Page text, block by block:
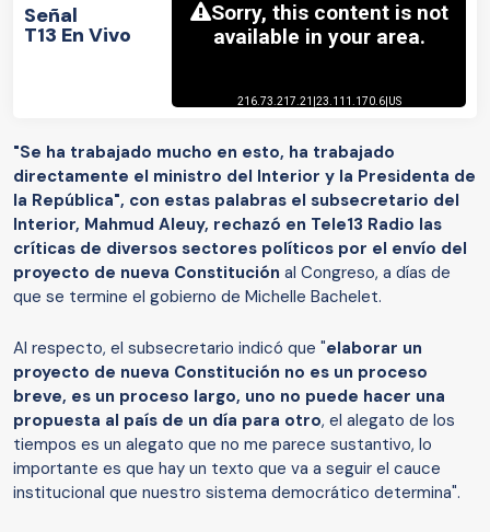
Señal
T13 En Vivo
"Se ha trabajado mucho en esto, ha trabajado
directamente el ministro del Interior y la Presidenta de
la República", con estas palabras el subsecretario del
Interior, Mahmud Aleuy, rechazó en Tele13 Radio las
críticas de diversos sectores políticos por el envío del
proyecto de nueva Constitución al Congreso, a días de
que se termine el gobierno de Michelle Bachelet.
Al respecto, el subsecretario indicó que "elaborar un
proyecto de nueva Constitución no es un proceso
breve, es un proceso largo, uno no puede hacer una
propuesta al país de un día para otro, el alegato de los
tiempos es un alegato que no me parece sustantivo, lo
importante es que hay un texto que va a seguir el cauce
institucional que nuestro sistema democrático determina".